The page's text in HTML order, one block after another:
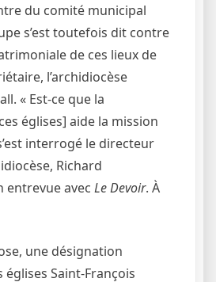
du comité municipal
s’est toutefois dit contre
de ces lieux de
l’archidiocèse
« Est-ce que la
églises] aide la mission
interrogé le directeur
Richard
entrevue avec Le Devoir. À
une désignation
Saint-François